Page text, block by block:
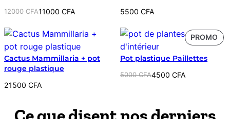
12 mm – Parfait pour Yoga,
12000CFA
Le
initial
était :
12000 CFA.
11000 CFA
Le
actuel
est :
11000 CFA.
flexible
5500CFA
Cactus Mammillaria + pot
rouge plastique
21500 CFA
PROMO
EN
Pot plastique Paillettes
5000CFA
Le
4500CFA
Le